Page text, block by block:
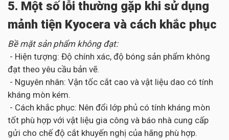
5. Một số lỗi thường gặp khi sử dụng
mảnh tiện Kyocera và cách khắc phục
Bề mặt sản phẩm không đạt:
- Hiện tượng: Độ chính xác, độ bóng sản phẩm không
đạt theo yêu cầu bản vẽ.
- Nguyên nhân: Vận tốc cắt cao và vật liệu dao có tính
kháng mòn kém.
- Cách khắc phục: Nên đổi lớp phủ có tính kháng mòn
tốt phù hợp với vật liệu gia công và báo nhà cung cấp
gửi cho chế độ cắt khuyến nghị của hãng phù hợp.